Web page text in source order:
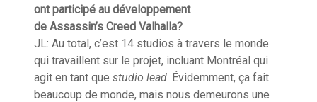
ont participé au développement
de Assassin’s Creed Valhalla?
JL: Au total, c’est 14 studios à travers le monde
qui travaillent sur le projet, incluant Montréal qui
agit en tant que studio lead . Évidemment, ça fait
beaucoup de monde, mais nous demeurons une